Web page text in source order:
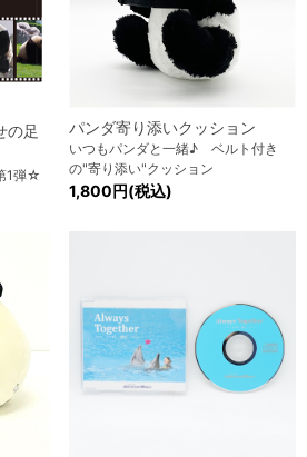
の足
1弾☆
パンダ寄り添いクッション
いつもパンダと一緒♪ ベルト付き
の"寄り添い"クッション
1,800円(税込)